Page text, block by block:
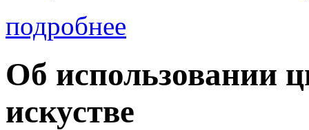
подробнее
Об использовании
искустве